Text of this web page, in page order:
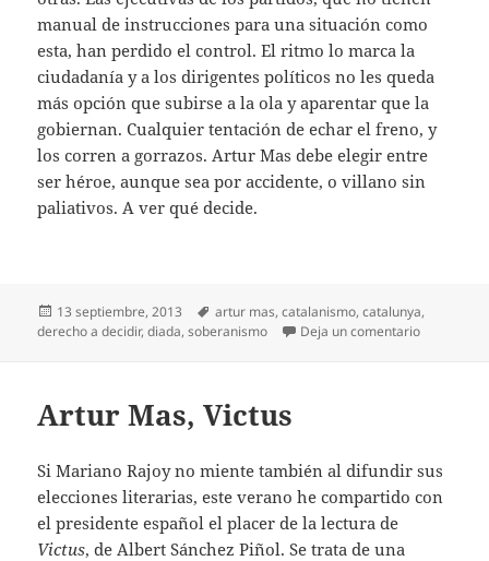
manual de instrucciones para una situación como
esta, han perdido el control. El ritmo lo marca la
ciudadanía y a los dirigentes políticos no les queda
más opción que subirse a la ola y aparentar que la
gobiernan. Cualquier tentación de echar el freno, y
los corren a gorrazos. Artur Mas debe elegir entre
ser héroe, aunque sea por accidente, o villano sin
paliativos. A ver qué decide.
Publicado
el
13 septiembre, 2013 Etiquetas
artur mas,catalanismo,catalunya,
derecho a decidir,diada,soberanismo Deja un comentarioen
Artur Mas, Victus
Si Mariano Rajoy no miente también al difundir sus
elecciones literarias, este verano he compartido con
el presidente español el placer de la lectura de
Victus, de Albert Sánchez Piñol. Se trata de una